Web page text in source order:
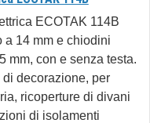
ECOTAK 114B
a 14 mm e chiodini
mm, con e senza testa.
decorazione, per
ricoperture di divani
di isolamenti